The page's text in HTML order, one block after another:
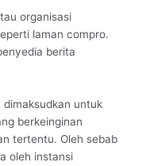
organisasi
laman compro.
berita
untuk
berkeinginan
tertentu. Oleh sebab
oleh instansi